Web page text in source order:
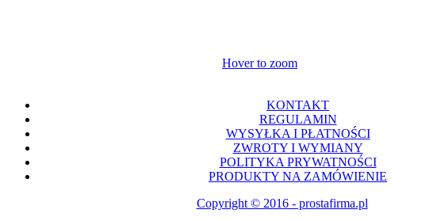
Hover to zoom
KONTAKT
REGULAMIN
WYSYŁKA I PŁATNOŚCI
ZWROTY I WYMIANY
POLITYKA PRYWATNOŚCI
PRODUKTY NA ZAMÓWIENIE
Copyright © 2016 - prostafirma.pl